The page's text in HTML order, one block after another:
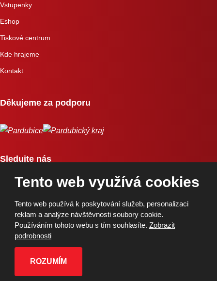
Vstupenky
Eshop
Tiskové centrum
Kde hrajeme
Kontakt
Děkujeme za podporu
Sledujte nás
Copyright © 2026, BK Pardubice, a.s. | Vytvořila eBRÁNA
Tento web využívá cookies
Tento web používá k poskytování služeb, personalizaci
reklam a analýze návštěvnosti soubory cookie.
Používáním tohoto webu s tím souhlasíte. Zobrazit
podrobnosti
ROZUMÍM